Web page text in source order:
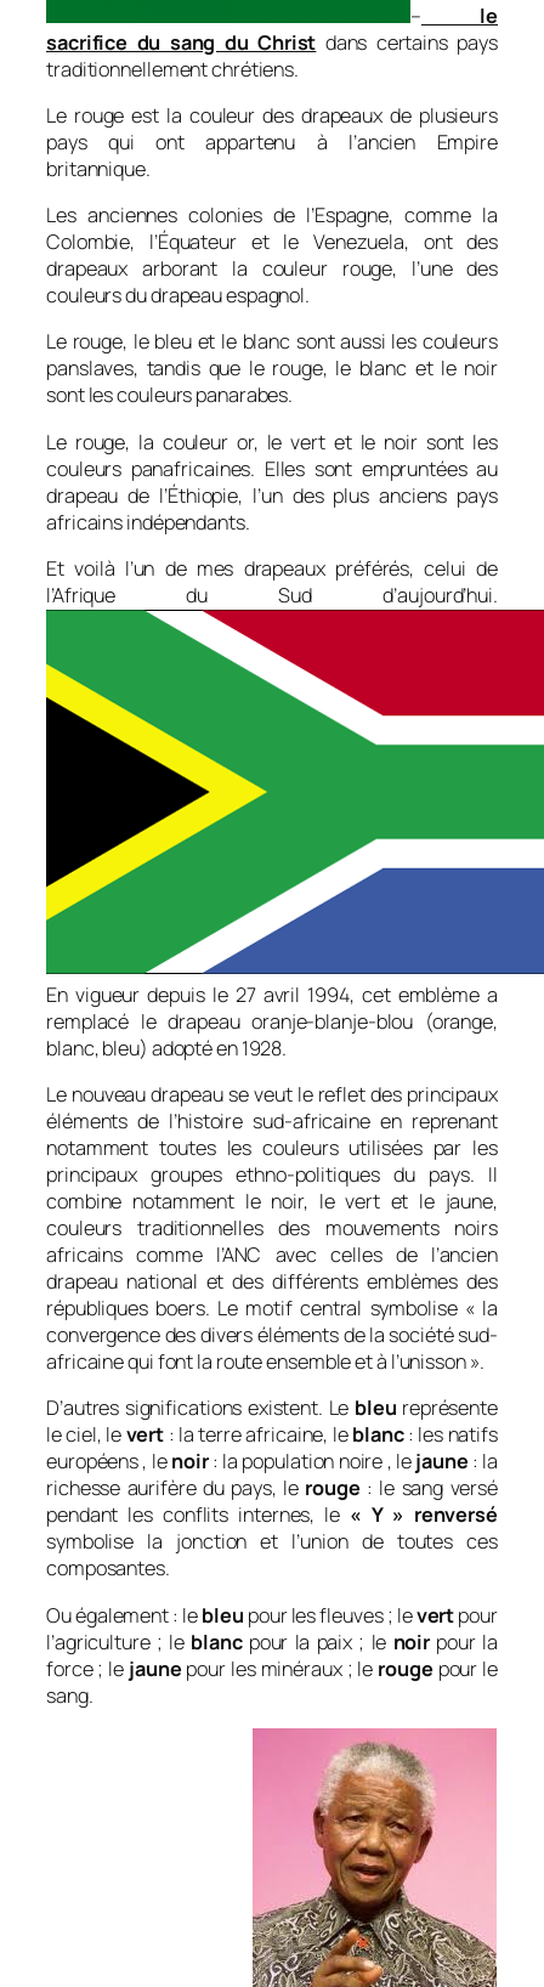
– le
sacrifice du sang du Christ dans certains pays
traditionnellement chrétiens.
Le rouge est la couleur des drapeaux de plusieurs
pays qui ont appartenu à l’ancien Empire
britannique.
Les anciennes colonies de l’Espagne, comme la
Colombie, l’Équateur et le Venezuela, ont des
drapeaux arborant la couleur rouge, l’une des
couleurs du drapeau espagnol.
Le rouge, le bleu et le blanc sont aussi les couleurs
panslaves, tandis que le rouge, le blanc et le noir
sont les couleurs panarabes.
Le rouge, la couleur or, le vert et le noir sont les
couleurs panafricaines. Elles sont empruntées au
drapeau de l’Éthiopie, l’un des plus anciens pays
africains indépendants.
Et voilà l’un de mes drapeaux préférés, celui de
l’Afrique du Sud d’aujourd’hui.
En vigueur depuis le 27 avril 1994, cet emblème a
remplacé le drapeauoranje-blanje-blou (orange,
blanc, bleu) adopté en 1928.
Le nouveau drapeau se veut le reflet des principaux
éléments de l’histoire sud-africaine en reprenant
notamment toutes les couleurs utilisées par les
principaux groupes ethno-politiques du pays. Il
combine notamment le noir, le vert et le jaune,
couleurs traditionnelles des mouvements noirs
africains comme l’ANC avec celles de l’ancien
drapeau national et des différents emblèmes des
républiques boers. Le motif central symbolise «la
convergence des divers éléments de la société sud-
africaine qui font la route ensemble et à l’unisson».
D’autres significations existent. Le bleu représente
le ciel, levert : la terre africaine, leblanc: les natifs
européens , lenoir: la population noire , lejaune : la
richesse aurifère du pays, le rouge : le sang versé
pendant les conflits internes, le « Y » renversé
symbolise la jonction et l’union de toutes ces
composantes.
Ou également : lebleu pour les fleuves ; levertpour
l’agriculture ; le blancpour la paix ; le noir pour la
force ; le jaune pour les minéraux ; le rouge pour le
sang.